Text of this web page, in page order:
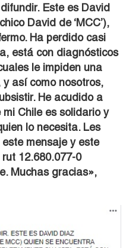
Este es David
David de ‘MCC’),
Ha perdido casi
está con diagnósticos
le impiden una
así como nosotros,
He acudido a
Chile es solidario y
lo necesita. Les
mensaje y este
12.680.077-0
Muchas gracias»,